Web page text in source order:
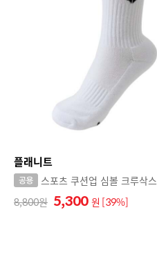
플래니트
스포츠 쿠션업 심볼 크루삭스
8,800
5,300 원 [39%]